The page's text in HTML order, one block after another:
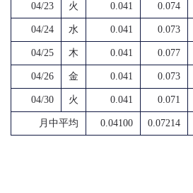
04/23 火 0.041 0.074
04/24 水 0.041 0.073
04/25 木 0.041 0.077
04/26 金 0.041 0.073
04/30 火 0.041 0.071
月中平均 0.04100 0.07214